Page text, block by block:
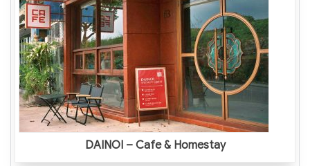
DAINOI – Cafe & Homestay